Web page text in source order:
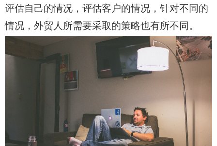
评估自己的情况，评估客户的情况，针对不同的
情况，外贸人所需要采取的策略也有所不同。